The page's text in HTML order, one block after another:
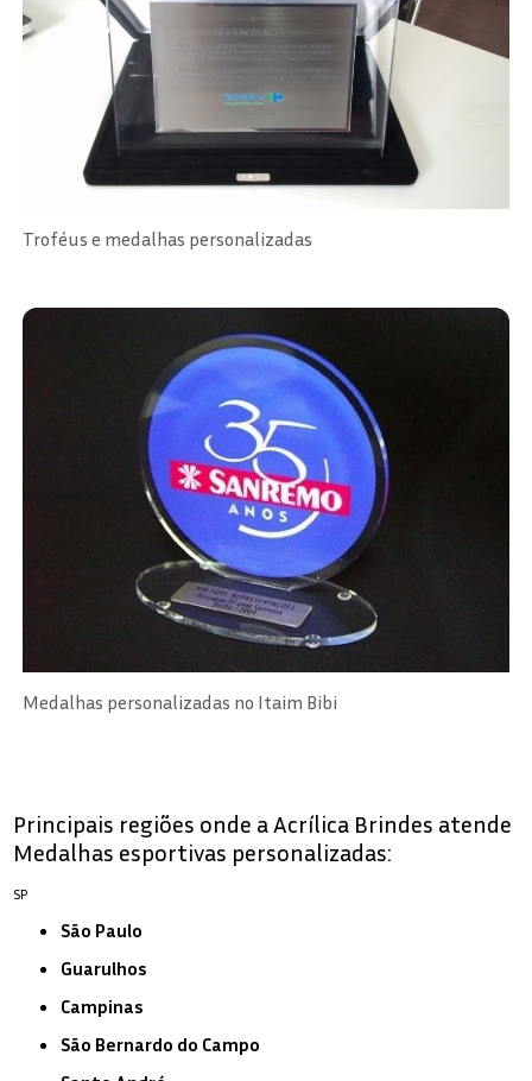
Troféus e medalhas personalizadas
Medalhas personalizadas no Itaim Bibi
Principais regiões onde a Acrílica Brindes atende
Medalhas esportivas personalizadas:
SP
São Paulo
Guarulhos
Campinas
São Bernardo do Campo